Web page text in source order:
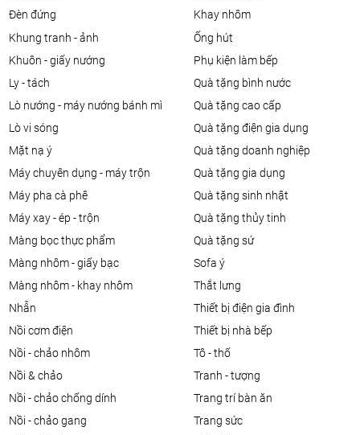
đèn đứng
khay nhôm
khung tranh - ảnh
khuôn - giấy nướng
ly - tách
lò nướng - máy nướng bánh mì
lò vi sóng
mặt nạ ý
máy chuyên dụng - máy trộn
máy pha cà phê
máy xay - ép - trộn
màng bọc thực phẩm
màng nhôm - giấy bạc
màng nhôm - khay nhôm
nhẫn
nồi cơm điện
nồi - chảo nhôm
nồi & chảo
nồi - chảo chống dính
nồi - chảo gang
ống hút
phụ kiện làm bếp
quà tặng bình nước
quà tặng cao cấp
quà tặng điện gia dụng
quà tặng doanh nghiệp
quà tặng gia dụng
quà tặng sinh nhật
quà tặng thủy tinh
quà tặng sứ
sofa ý
thắt lưng
thiết bị điện gia đình
thiết bị nhà bếp
tô - thố
tranh - tượng
trang trí bàn ăn
trang sức